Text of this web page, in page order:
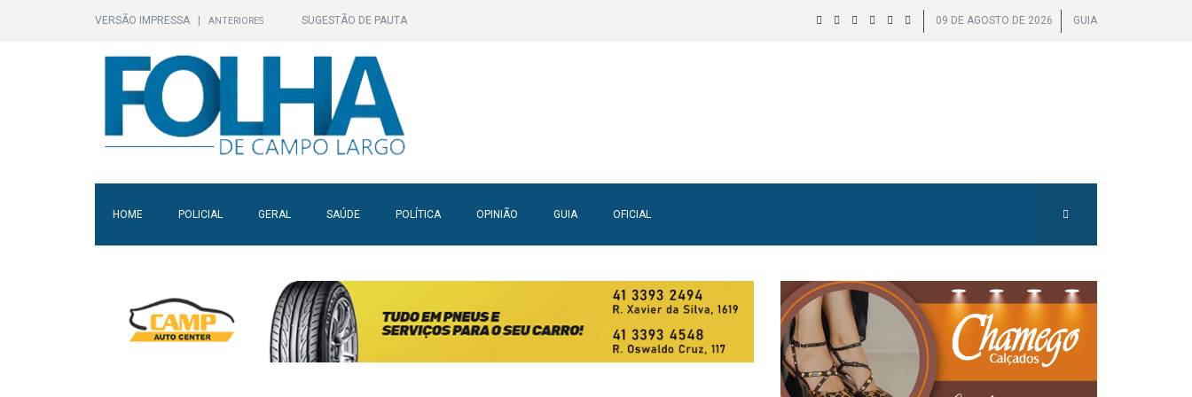
VERSÃO IMPRESSA ANTERIORES SUGESTÃO DE PAUTA 09 DE AGOSTO DE 2026 GUIA
HOME POLICIAL GERAL SAÚDE POLÍTICA OPINIÃO GUIA OFICIAL